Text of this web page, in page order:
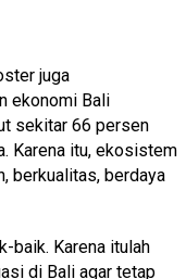
juga
ekonomi Bali
sekitar 66 persen
Karena itu, ekosistem
berkualitas, berdaya
baik. Karena itulah
di Bali agar tetap